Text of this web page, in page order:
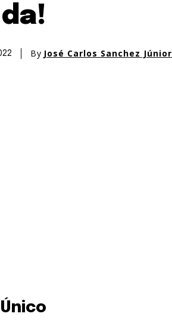
By José Carlos Sanchez Júnior